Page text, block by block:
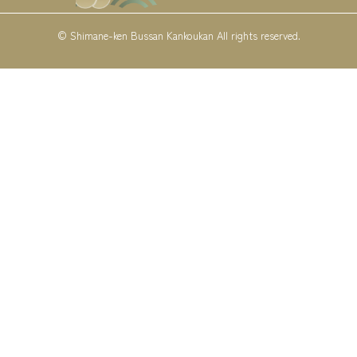
© Shimane-ken Bussan Kankoukan All rights reserved.